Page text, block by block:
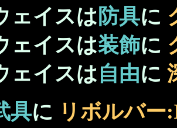
ェイスは 防具に
ェイスは装飾に
ェイスは自由に
具に リボルバー